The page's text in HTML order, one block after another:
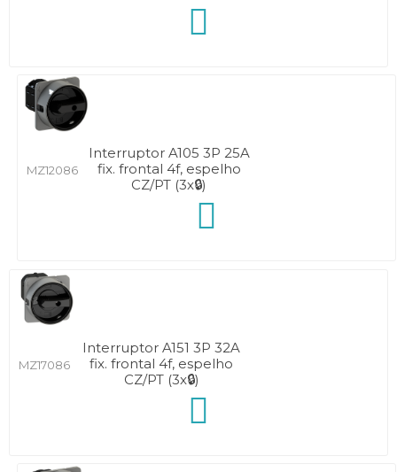
MZ12086
Interruptor A105 3P 25A
fix. frontal 4f, espelho
CZ/PT (3x🔒)
MZ17086
Interruptor A151 3P 32A
fix. frontal 4f, espelho
CZ/PT (3x🔒)